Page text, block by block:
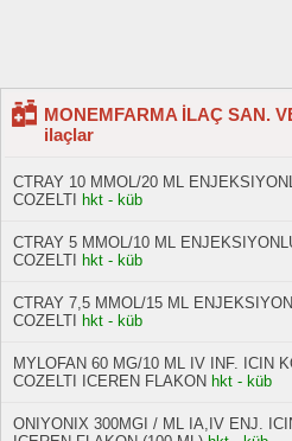
MONEMFARMA İLAÇ SAN.
ilaçlar
CTRAY 10 MMOL/20 ML
COZELTI
hkt - küb
CTRAY 5 MMOL/10 ML
COZELTI
hkt - küb
CTRAY 7,5 MMOL/15 ML
COZELTI
hkt - küb
MYLOFAN 60 MG/10 ML IV INF. ICIN
COZELTI ICEREN FLAKON hkt - küb
ONIYONIX 300MGI / ML IA,IV ENJ.